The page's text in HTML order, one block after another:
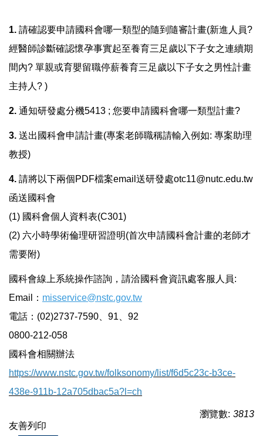
獎勵與補助
研究成果
活動集錦
研究倫理審查
防範掠奪性出版專區
1. 請確認要申請國科會哪一類型的隨到隨審計畫(新進人員?
經醫師診斷確認懷孕事實起至養育三足歲以下子女之連續期
間內? 單親或育嬰留職停薪養育三足歲以下子女之男性計畫
主持人? )
2. 通知研發處分機5413 ; 您要申請國科會哪一類型計畫?
3. 送出國科會申請計畫(專案老師職稱請輸入例如: 專案助理
教授)
4. 請將以下兩個PDF檔案email送研發處otc11@nutc.edu.tw
函送國科會
(1) 國科會個人資料表(C301)
(2) 六小時學術倫理研習證明(首次申請國科會計畫的老師才
需要附)
國科會線上系統操作諮詢，請洽國科會資訊處客服人員:
Email： misservice@nstc.gov.tw
電話：(02)2737-7590、91、92
0800-212-058
國科會相關辦法
https://www.nstc.gov.tw/folksonomy/list/f6d5c23c-b3ce-
438e-911b-12a705dbac5a?l=ch
瀏覽數: 3813
友善列印